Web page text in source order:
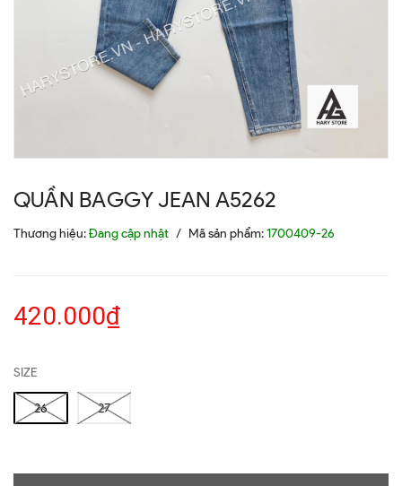
QUẦN BAGGY JEAN A5262
Thương hiệu:Đang cập nhật / Mã sản phẩm:1700409-26
420.000₫
SIZE
26 27